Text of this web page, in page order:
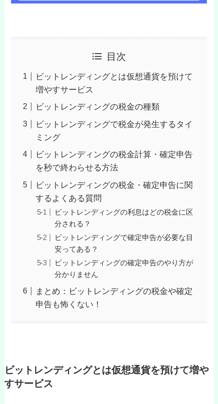
目次
ビットレンディングとは仮想通貨を預けて
増やすサービス
ビットレンディングの税金の種類
ビットレンディングで税金が発生するタイ
ミング
ビットレンディングの税金計算・確定申告
を秒で終わらせる方法
ビットレンディングの税金・確定申告に関
するよくある質問
ビットレンディングの利息はどの税金に区
分される？
ビットレンディングで確定申告が必要な目
安ってある？
ビットレンディングの確定申告のやり方が
分かりません
まとめ：ビットレンディングの税金や確定
申告も怖くない！
ビットレンディングとは仮想通貨を預けて増や
すサービス